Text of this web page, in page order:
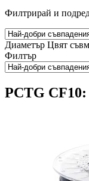
Филтрирай и
Диаметър Цвят
Филтър
PCTG